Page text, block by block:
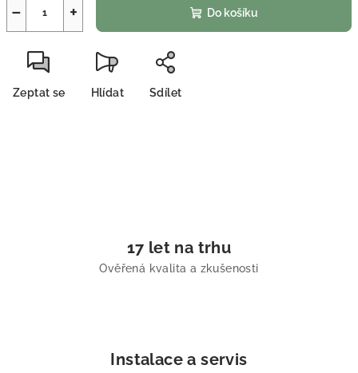
+
− Do košíku
Zeptat se Hlídat Sdílet
17 let na trhu
Ověřená kvalita a zkušenosti
Instalace a servis